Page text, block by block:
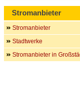
Stromanbieter
Stromanbieter
Stadtwerke
Stromanbieter in